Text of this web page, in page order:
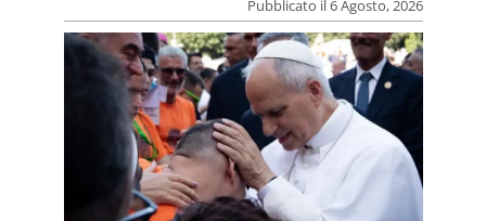
Pubblicato il 6 Agosto, 2026